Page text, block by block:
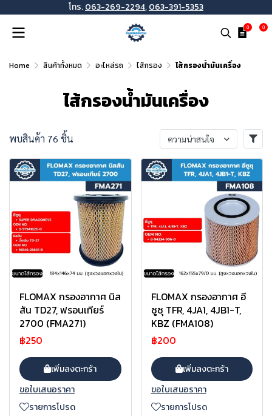
โทร.063-269-2294,063-391-5353
0 0
Home สินค้าทั้งหมด อะไหล่รถ ไส้กรอง ไส้กรองน้ำมันเครื่อง
ไส้กรองน้ำมันเครื่อง
พบสินค้า 76 ชิ้น ความน่าสนใจ
FLOMAX กรองอากาศ นิส
สัน TD27, ฟรอนเทียร์
2700 (FMA271)
฿250
เพิ่มลงตะกร้า
ขอใบเสนอราคา
รายการโปรด
FLOMAX กรองอากาศ อี
ซูซุ TFR, 4JA1, 4JB1-T,
KBZ (FMA108)
฿200
เพิ่มลงตะกร้า
ขอใบเสนอราคา
รายการโปรด